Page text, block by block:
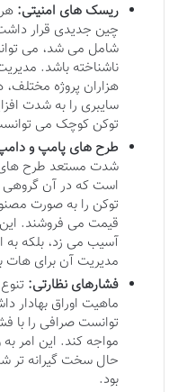
ریسک های امنیتی:
چین جدیدی قرار داشت
شامل می شد، می
ناشناخته باشد.
هزاران پروژه مختلف،
سایبری را به شدت
توکن کوچک می
طرح های پامپ و
است که در آن گروهی
توکن را به صورت
قیمت می فروشند. این
آسیب می زد، بلکه به
مدیریت آن برای هات
فشارهای نظارتی:
ماهیت اوراق بهادار
توانست صرافی را با
مواجه کند. این امر به
حال سخت گیرانه تر
بود.